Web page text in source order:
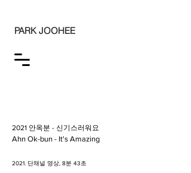
PARK JOOHEE
2021 안옥분 - 신기스러워요
Ahn Ok-bun - It's Amazing
2021. 단채널 영상, 8분 43초